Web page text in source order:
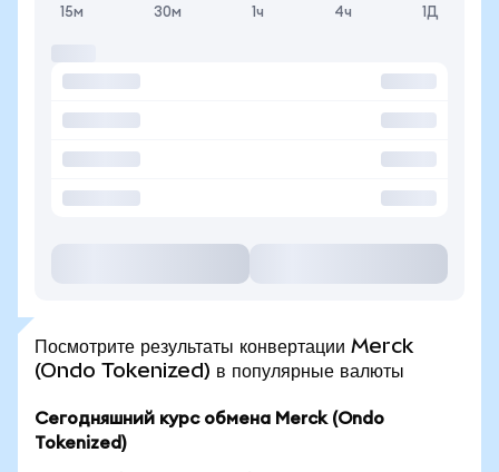
15м 30м 1ч 4ч 1Д
Посмотрите результаты конвертации Merck
(Ondo Tokenized) в популярные валюты
Сегодняшний курс обмена Merck (Ondo
Tokenized)